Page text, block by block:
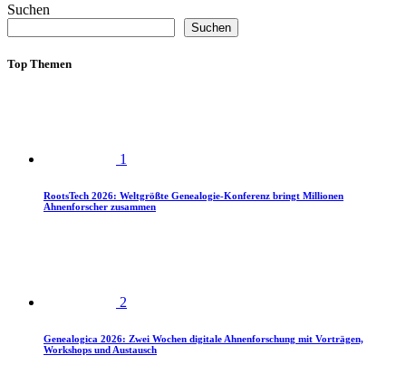
Suchen
Suchen
Top Themen
1
RootsTech 2026: Weltgrößte Genealogie-Konferenz bringt Millionen
Ahnenforscher zusammen
2
Genealogica 2026: Zwei Wochen digitale Ahnenforschung mit Vorträgen,
Workshops und Austausch